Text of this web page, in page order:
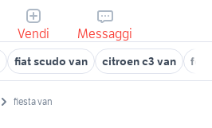
Vendi Messaggi
fiat scudo van citroen c3 van
fiesta van